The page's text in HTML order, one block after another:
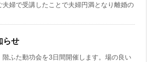
夫婦で受講したことで夫婦円満となり離婚の
らせ
階ふた動功会を3日間開催します。場の良い